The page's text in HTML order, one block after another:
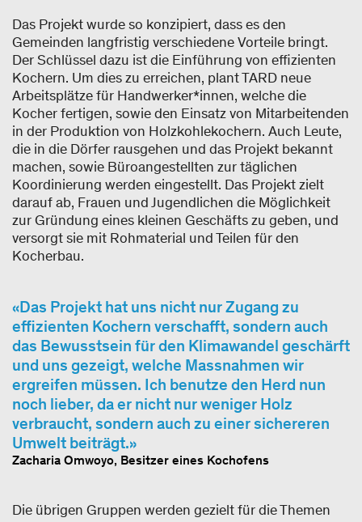
Das Projekt wurde so konzipiert, dass es den
Gemeinden langfristig verschiedene Vorteile bringt.
Der Schlüssel dazu ist die Einführung von effizienten
Kochern. Um dies zu erreichen, plant TARD neue
Arbeitsplätze für Handwerker*innen, welche die
Kocher fertigen, sowie den Einsatz von Mitarbeitenden
in der Produktion von Holzkohlekochern. Auch Leute,
die in die Dörfer rausgehen und das Projekt bekannt
machen, sowie Büroangestellten zur täglichen
Koordinierung werden eingestellt. Das Projekt zielt
darauf ab, Frauen und Jugendlichen die Möglichkeit
zur Gründung eines kleinen Geschäfts zu geben, und
versorgt sie mit Rohmaterial und Teilen für den
Kocherbau.
Das Projekt hat uns nicht nur Zugang zu
effizienten Kochern verschafft, sondern auch
das Bewusstsein für den Klimawandel geschärft
und uns gezeigt, welche Massnahmen wir
ergreifen müssen. Ich benutze den Herd nun
noch lieber, da er nicht nur weniger Holz
verbraucht, sondern auch zu einer sichereren
Umwelt beiträgt.
Zacharia Omwoyo, Besitzer eines Kochofens
Die übrigen Gruppen werden gezielt für die Themen